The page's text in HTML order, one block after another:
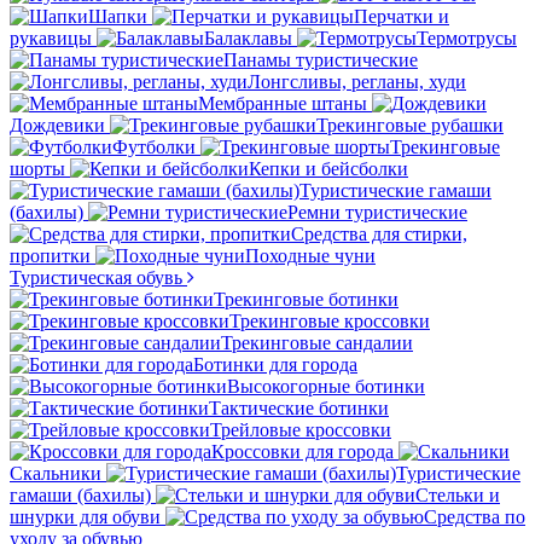
Шапки
Перчатки и
рукавицы
Балаклавы
Термотрусы
Панамы туристические
Лонгсливы, регланы, худи
Мембранные штаны
Дождевики
Трекинговые рубашки
Футболки
Трекинговые
шорты
Кепки и бейсболки
Туристические гамаши
(бахилы)
Ремни туристические
Средства для стирки,
пропитки
Походные чуни
Туристическая обувь
Трекинговые ботинки
Трекинговые кроссовки
Трекинговые сандалии
Ботинки для города
Высокогорные ботинки
Тактические ботинки
Трейловые кроссовки
Кроссовки для города
Скальники
Туристические
гамаши (бахилы)
Стельки и
шнурки для обуви
Средства по
уходу за обувью